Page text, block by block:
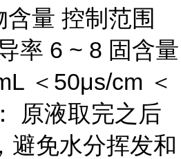
量 控制范围
率 6 ~ 8 固含量
＜50μs/cm ＜
原液取完之后
避免水分挥发和